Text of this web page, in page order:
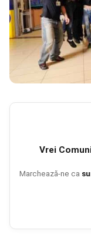
Vrei
Marchează-ne ca